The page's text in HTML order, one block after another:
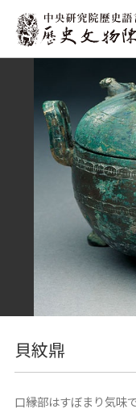
:::
貝紋鼎
口縁部はすぼまり気味